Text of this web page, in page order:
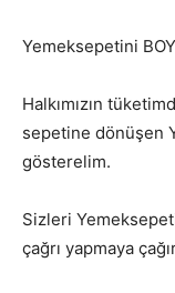
Yemeksepetini
Halkımızın
sepetine dönüşen
gösterelim.
Sizleri
çağrı yapmaya